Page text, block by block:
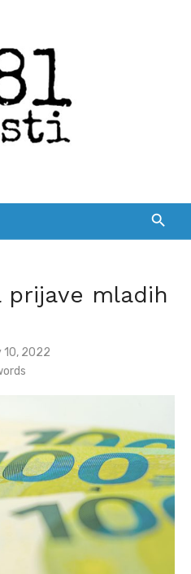
prijave mladih
10, 2022